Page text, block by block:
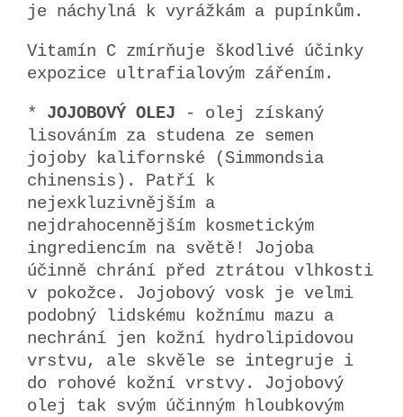
je náchylná k vyrážkám a pupínkům.
Vitamín C zmírňuje škodlivé účinky
expozice ultrafialovým zářením.
* JOJOBOVÝ OLEJ - olej získaný
lisováním za studena ze semen
jojoby kalifornské (Simmondsia
chinensis). Patří k
nejexkluzivnějším a
nejdrahocennějším kosmetickým
ingrediencím na světě! Jojoba
účinně chrání před ztrátou vlhkosti
v pokožce. Jojobový vosk je velmi
podobný lidskému kožnímu mazu a
nechrání jen kožní hydrolipidovou
vrstvu, ale skvěle se integruje i
do rohové kožní vrstvy. Jojobový
olej tak svým účinným hloubkovým